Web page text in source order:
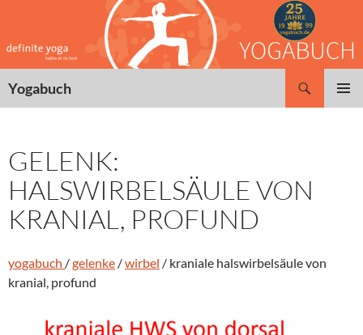
springen
Yogabuch
GELENK:
HALSWIRBELSÄULE VON
KRANIAL, PROFUND
yogabuch /gelenke /wirbel / kraniale halswirbelsäule von
kranial, profund